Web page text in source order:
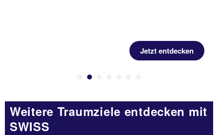
Jetzt entdecken
Weitere Traumziele entdecken mit
SWISS